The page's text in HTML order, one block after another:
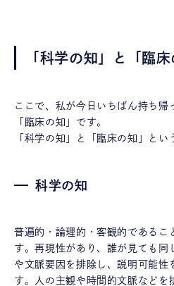
「科学の知」と「臨床
ここで、私が今日いちばん持ち帰
「臨床の知」です。
「科学の知」と「臨床の知」とい
科学の知
普遍的・論理的・客観的であるこ
す。再現性があり、誰が見ても同
や文脈要因を排除し、説明可能性
す。人の主観や時間的文脈などを